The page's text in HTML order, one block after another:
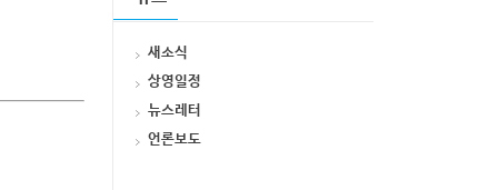
새소식
상영일정
뉴스레터
언론보도